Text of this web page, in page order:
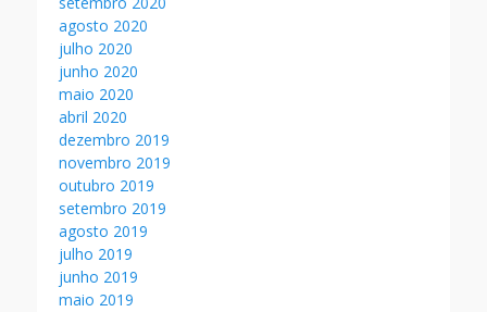
agosto 2020
julho 2020
junho 2020
maio 2020
abril 2020
dezembro 2019
novembro 2019
outubro 2019
setembro 2019
agosto 2019
julho 2019
junho 2019
maio 2019